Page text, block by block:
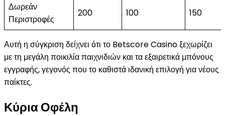
Δωρεάν
Περιστροφές
200 100 150
Αυτή η σύγκριση δείχνει ότι το Betscore Casino ξεχωρίζει
με τη μεγάλη ποικιλία παιχνιδιών και τα εξαιρετικά μπόνους
εγγραφής, γεγονός που το καθιστά ιδανική επιλογή για νέους
παίκτες.
Κύρια Οφέλη